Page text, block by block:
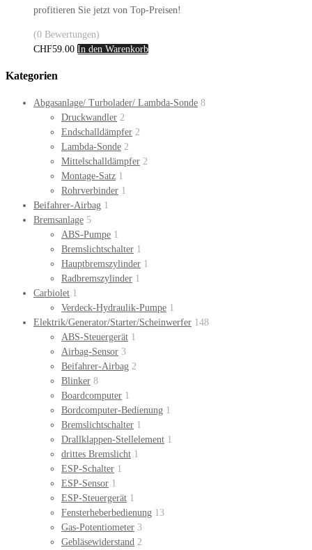
profitieren Sie jetzt von Top-Preisen!
(0 Bewertungen)
CHF59.00 In den Warenkorb
Kategorien
Abgasanlage/ Turbolader/ Lambda-Sonde 8
Druckwandler 2
Endschalldämpfer 2
Lambda-Sonde 2
Mittelschalldämpfer 2
Montage-Satz 1
Rohrverbinder 1
Beifahrer-Airbag 1
Bremsanlage 5
ABS-Pumpe 1
Bremslichtschalter 1
Hauptbremszylinder 1
Radbremszylinder 1
Carbiolet 1
Verdeck-Hydraulik-Pumpe 1
Elektrik/Generator/Starter/Scheinwerfer 148
ABS-Steuergerät 1
Airbag-Sensor 3
Beifahrer-Airbag 2
Blinker 8
Boardcomputer 1
Bordcomputer-Bedienung 1
Bremslichtschalter 1
Drallklappen-Stellelement 1
drittes Bremslicht 1
ESP-Schalter 1
ESP-Sensor 1
ESP-Steuergerät 1
Fensterheberbedienung 13
Gas-Potentiometer 3
Gebläsewiderstand 2